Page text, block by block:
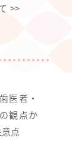
>>
医者・
観点か
点